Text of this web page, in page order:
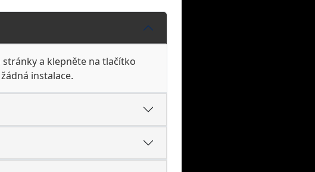
stránky a klepněte na tlačítko
instalace.